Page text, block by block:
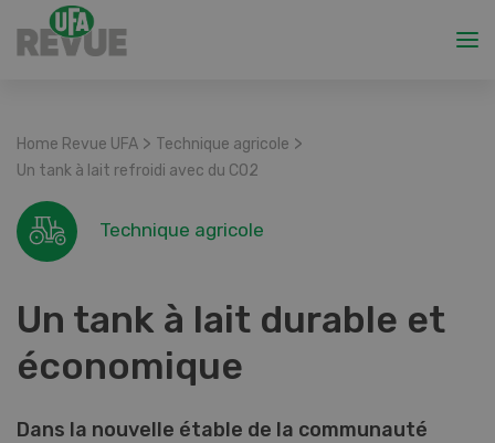
Home Revue UFA > Technique agricole >
Un tank à lait refroidi avec du CO2
Technique agricole
Un tank à lait durable et
économique
Dans la nouvelle étable de la communauté